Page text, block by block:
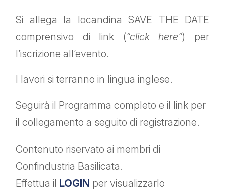
Si allega la locandina SAVE THE DATE
comprensivo di link (“click here”) per
l’iscrizione all’evento.
I lavori si terranno in lingua inglese.
Seguirà il Programma completo e il link per
il collegamento a seguito di registrazione.
Contenuto riservato ai membri di
Confindustria Basilicata.
Effettua il LOGIN per visualizzarlo